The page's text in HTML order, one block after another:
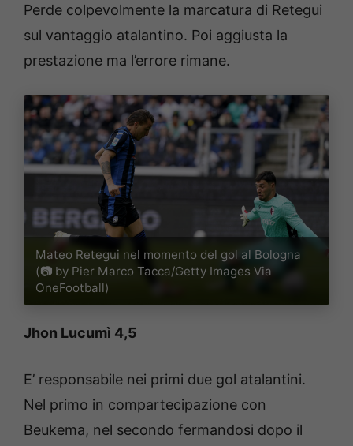
Perde colpevolmente la marcatura di Retegui
sul vantaggio atalantino. Poi aggiusta la
prestazione ma l’errore rimane.
Mateo Retegui nel momento del gol al Bologna
(📷 by Pier Marco Tacca/Getty Images Via
OneFootball)
Jhon Lucumì 4,5
E’ responsabile nei primi due gol atalantini.
Nel primo in compartecipazione con
Beukema, nel secondo fermandosi dopo il